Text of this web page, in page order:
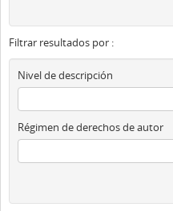
Filtrar resultados por :
Nivel de descripción
Régimen de derechos de autor